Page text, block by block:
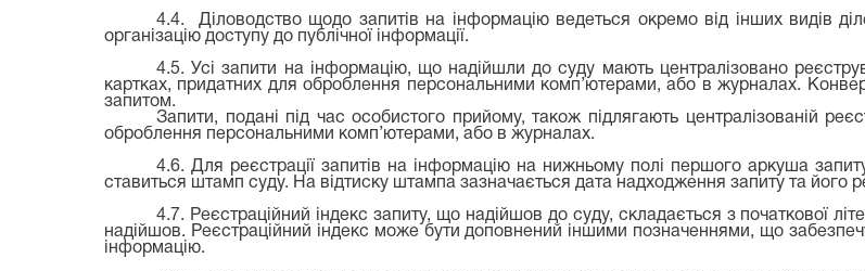
4.4. Діловодство щодо запитів на інформацію ведеться окремо від інших видів
організацію доступу до публічної інформації.
4.5. Усі запити на інформацію, що надійшли до суду мають централізовано
картках, придатних для оброблення персональними комп’ютерами, або в журналах.
запитом.
Запити, подані під час особистого прийому, також підлягають централізованій
оброблення персональними комп’ютерами, або в журналах.
4.6. Для реєстрації запитів на інформацію на нижньому полі першого аркуша
ставиться штамп суду. На відтиску штампа зазначається дата надходження запиту та його
4.7. Реєстраційний індекс запиту, що надійшов до суду, складається з початкової
надійшов. Реєстраційний індекс може бути доповнений іншими позначеннями, що
інформацію.